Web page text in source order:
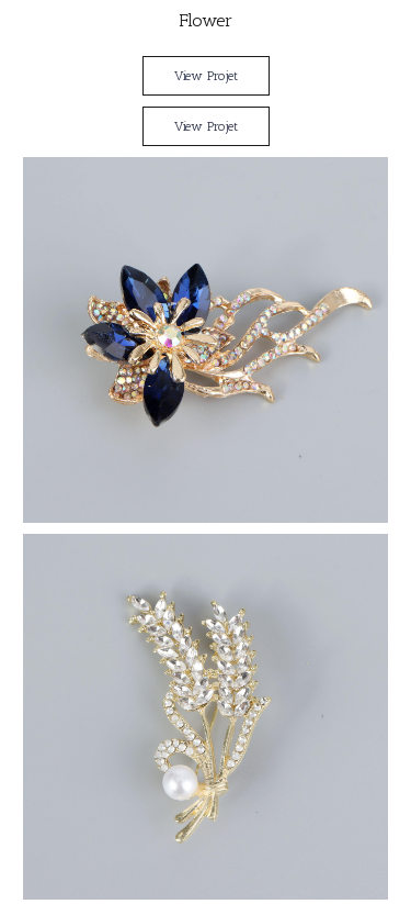
Flower
View Projet
View Projet